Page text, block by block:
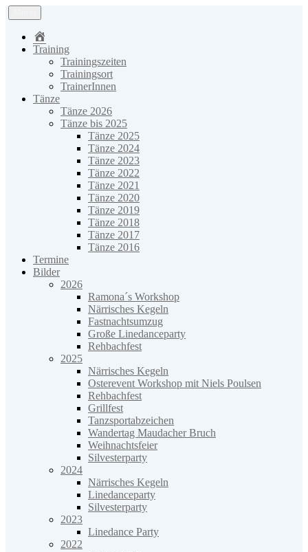
Zum
Inhalt
springen
Country-Line Dancers Neuhofen e.V.
Training
Trainingszeiten
Trainingsort
TrainerInnen
Tänze
Tänze 2026
Tänze bis 2025
Tänze 2025
Tänze 2024
Tänze 2023
Tänze 2022
Tänze 2021
Tänze 2020
Tänze 2019
Tänze 2018
Tänze 2017
Tänze 2016
Termine
Bilder
2026
Ramona´s Workshop
Närrisches Kegeln
Fastnachtsumzug
Große Linedanceparty
Rehbachfest
2025
Närrisches Kegeln
Osterevent Workshop mit Niels Poulsen
Rehbachfest
Grillfest
Tanzsportabzeichen
Wandertag Maudacher Bruch
Weihnachtsfeier
Silvesterparty
2024
Närrisches Kegeln
Linedanceparty
Silvesterparty
2023
Linedance Party
2022